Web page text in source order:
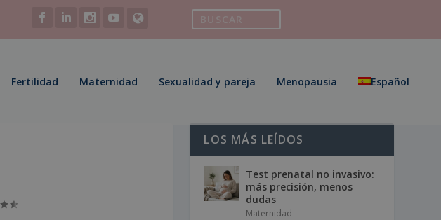
Fertilidad Maternidad Sexualidad y pareja Menopausia Español
LOS MÁS LEÍDOS
Test prenatal no invasivo:
más precisión, menos
dudas
Maternidad